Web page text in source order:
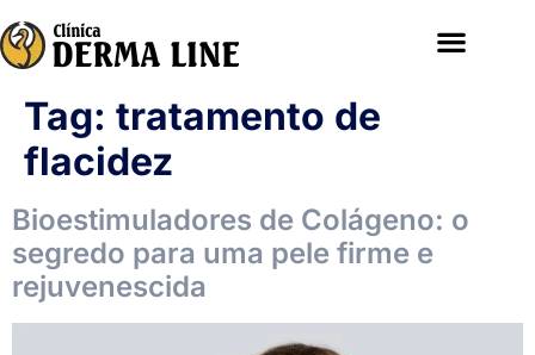
Tag: tratamento de
flacidez
Bioestimuladores de Colágeno: o
segredo para uma pele firme e
rejuvenescida